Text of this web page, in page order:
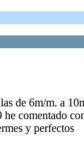
de 6m/m. a
comentado
y perfectos